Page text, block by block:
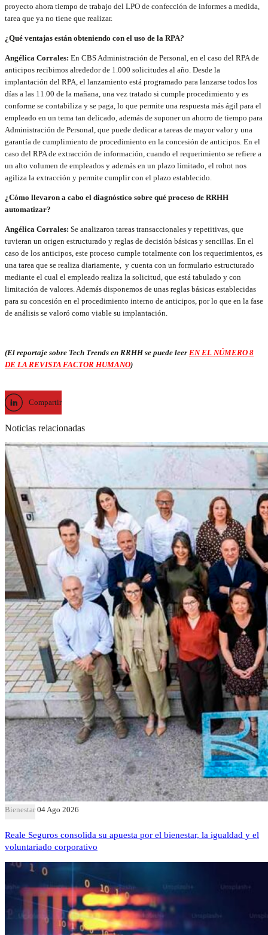
proyecto ahora tiempo de trabajo del LPO de confección de informes a medida,
tarea que ya no tiene que realizar.
¿Qué ventajas están obteniendo con el uso de la RPA?
Angélica Corrales: En CBS Administración de Personal, en el caso del RPA de
anticipos recibimos alrededor de 1.000 solicitudes al año. Desde la
implantación del RPA, el lanzamiento está programado para lanzarse todos los
días a las 11.00 de la mañana, una vez tratado si cumple procedimiento y es
conforme se contabiliza y se paga, lo que permite una respuesta más ágil para el
empleado en un tema tan delicado, además de suponer un ahorro de tiempo para
Administración de Personal, que puede dedicar a tareas de mayor valor y una
garantía de cumplimiento de procedimiento en la concesión de anticipos. En el
caso del RPA de extracción de información, cuando el requerimiento se refiere a
un alto volumen de empleados y además en un plazo limitado, el robot nos
agiliza la extracción y permite cumplir con el plazo establecido.
¿Cómo llevaron a cabo el diagnóstico sobre qué proceso de RRHH
automatizar?
Angélica Corrales: Se analizaron tareas transaccionales y repetitivas, que
tuvieran un origen estructurado y reglas de decisión básicas y sencillas. En el
caso de los anticipos, este proceso cumple totalmente con los requerimientos, es
una tarea que se realiza diariamente, y cuenta con un formulario estructurado
mediante el cual el empleado realiza la solicitud, que está tabulado y con
limitación de valores. Además disponemos de unas reglas básicas establecidas
para su concesión en el procedimiento interno de anticipos, por lo que en la fase
de análisis se valoró como viable su implantación.
(El reportaje sobre Tech Trends en RRHH se puede leer EN EL NÚMERO 8
DE LA REVISTA FACTOR HUMANO)
Compartir
Noticias relacionadas
Bienestar 04 Ago 2026
Reale Seguros consolida su apuesta por el bienestar, la igualdad y el
voluntariado corporativo